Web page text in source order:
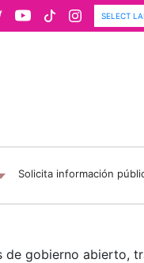
SELECT
Solicita información
de gobierno abierto,